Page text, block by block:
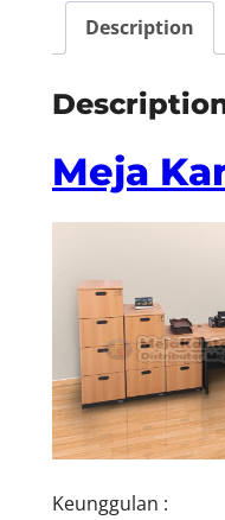
Description
Meja
Keunggulan :